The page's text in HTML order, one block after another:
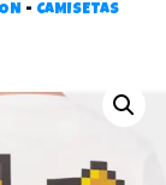
- CAMISETAS